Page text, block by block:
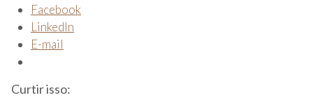
Facebook
LinkedIn
E-mail
Curtir isso: